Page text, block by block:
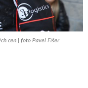
cen | foto Pavel Fišer